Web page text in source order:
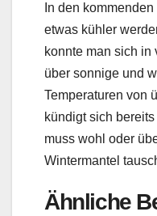
In den
etwas kühler
konnte man sich
über sonnige und
Temperaturen von
kündigt sich
muss wohl oder
Wintermantel
Ähnliche